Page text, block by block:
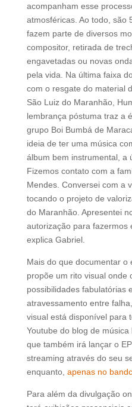
acompanham esse
atmosféricas. Ao todo, são
fazem parte de diversos
compositor, retirada de
engavetadas ou novas
pela vida. Na última faixa
com o resgate do material
São Luiz do Maranhão,
lembrança póstuma traz a
grupo Boi Bumbá de
ideia de ter uma música
álbum bem instrumental, a
Fizemos contato com a
Mendes. Conversei com a
tocando o projeto de
do Maranhão. Apresentei
autorização para fazermos
explica Gabriel.
Mais do que documentar o
propõe um rito visual onde
possibilidades fabulatórias
atravessamento entre
visual está disponível para
Youtube do blog de música
que também irá lançar o
streaming através do seu
enquanto, apenas no
Para além da divulgação